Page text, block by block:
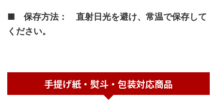
■ 保存方法： 直射日光を避け、常温で保存して
ください。
手提げ紙・熨斗・包装対応商品